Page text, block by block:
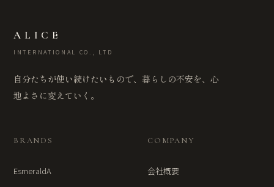
ALICE
INTERNATIONAL CO., LTD
自分たちが使い続けたいもので、暮らしの不安を、心
地よさに変えていく。
BRANDS
EsmeraldA
COMPANY
会社概要